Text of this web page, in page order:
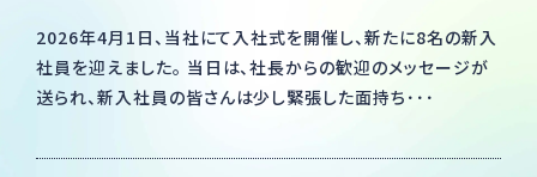
2026年4月1日、当社にて入社式を開催し、新たに8名の新入
社員を迎えました。 当日は、社長からの歓迎のメッセージが
送られ、新入社員の皆さんは少し緊張した面持ち･･･